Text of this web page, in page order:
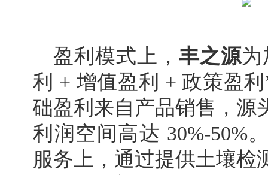
盈利模式上， 丰之源为
利 + 增值盈利 + 政策盈
础盈利来自产品销售，源
利润空间高达 30%-50%
服务上，通过提供土壤检